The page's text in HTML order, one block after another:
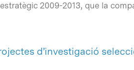
2009-2013, que la
d’investigació